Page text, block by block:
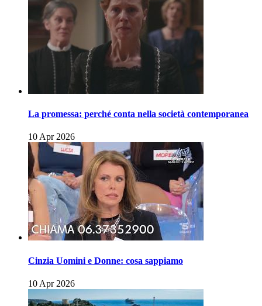
La promessa: perché conta nella società contemporanea
10 Apr 2026
Cinzia Uomini e Donne: cosa sappiamo
10 Apr 2026